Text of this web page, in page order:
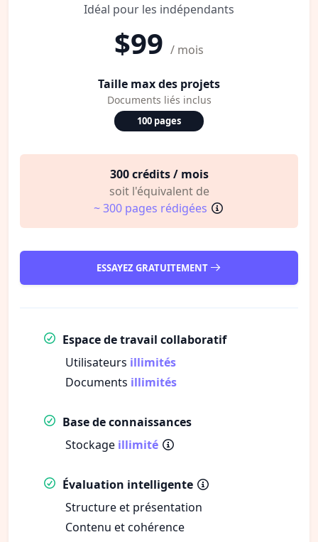
Idéal pour les indépendants
$99 / mois
Taille max des projets
Documents liés inclus
100 pages
300 crédits / mois
soit l'équivalent de
~ 300 pages rédigées
ESSAYEZ GRATUITEMENT
Espace de travail collaboratif
Utilisateurs illimités
Documents illimités
Base de connaissances
Stockage illimité
Évaluation intelligente
Structure et présentation
Contenu et cohérence